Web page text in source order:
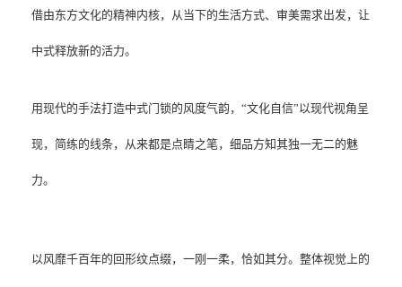
借由东方文化的精神内核，从当下的生活方式、审美需求出发，让
中式释放新的活力。
用现代的手法打造中式门锁的风度气韵，“文化自信”以现代视角呈
现，简练的线条，从来都是点睛之笔，细品方知其独一无二的魅
力。
以风靡千百年的回形纹点缀，一刚一柔，恰如其分。整体视觉上的